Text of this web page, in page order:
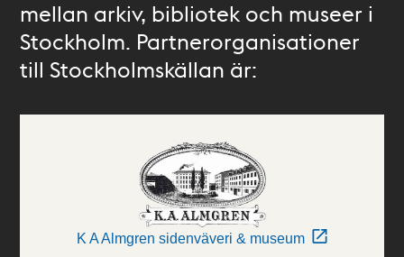
mellan arkiv, bibliotek och museer i
Stockholm. Partnerorganisationer
till Stockholmskällan är:
K A Almgren sidenväveri & museum